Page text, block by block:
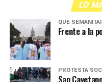
LO
QUÉ SEMANITA!
Frente a la
PROTESTA
San